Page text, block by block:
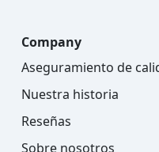
Company
Aseguramiento de
Nuestra historia
Reseñas
Sobre nosotros